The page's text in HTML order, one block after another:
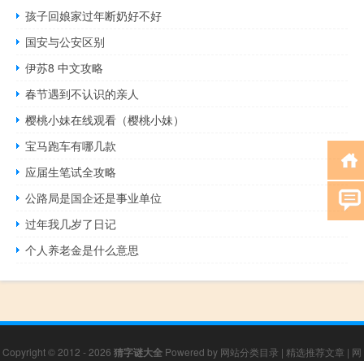
孩子回娘家过年断奶好不好
国安与公安区别
伊苏8 中文攻略
春节遇到不认识的亲人
樱桃小妹在线观看（樱桃小妹）
宝马跑车有哪几款
应届生笔试全攻略
公路局是国企还是事业单位
过年我几岁了日记
个人养老金是什么意思
Copyright © 2012 - 2026 猜字谜大全 Powered by 网站分类目录 | 精选推荐文章 | 网